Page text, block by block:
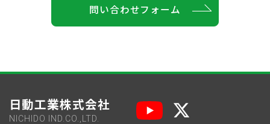
問い合わせフォーム
日動工業株式会社
NICHIDO IND.CO.,LTD.